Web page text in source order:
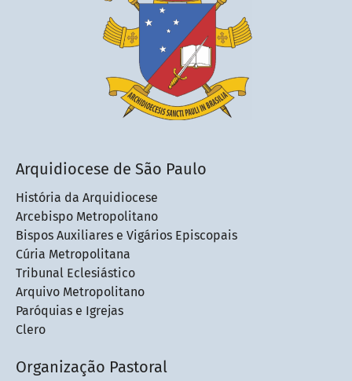
Arquidiocese de São Paulo
História da Arquidiocese
Arcebispo Metropolitano
Bispos Auxiliares e Vigários Episcopais
Cúria Metropolitana
Tribunal Eclesiástico
Arquivo Metropolitano
Paróquias e Igrejas
Clero
Organização Pastoral